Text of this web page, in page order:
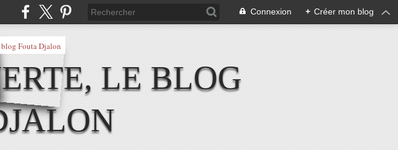
Connexion + Créer mon blog
LE BLOG